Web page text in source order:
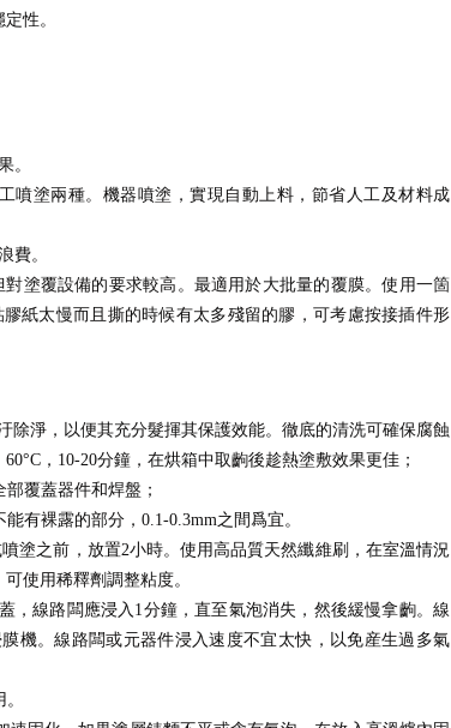
性。
。
塗兩種。機器噴塗，實現自動上料，節省人工及材料成
費。
塗覆設備的要求較高。最適用於大批量的覆膜。使用一箇
紙太慢而且撕的時候有太多殘留的膠，可考慮按接插件形
淨，以便其充分髮揮其保護效能。徹底的清洗可確保腐蝕
，10-20分鐘，在烘箱中取齣後趁熱塗敷效果更佳；
覆蓋器件和焊盤；
有裸露的部分，0.1-0.3mm之間爲宜。
塗之前，放置2小時。使用高品質天然纖維刷，在室溫情況
使用稀釋劑調整粘度。
，線路闆應浸入1分鐘，直至氣泡消失，然後緩慢拿齣。線
機。線路闆或元器件浸入速度不宜太快，以免産生過多氣